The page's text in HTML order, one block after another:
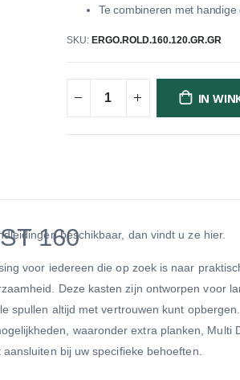
Te combineren met
SKU ERGO.ROLD.160.120.GR.GR
IN
160
voor iedereen die op zoek is naar
Deze kasten zijn ontworpen voor
spullen altijd met vertrouwen kunt
waaronder extra planken, Multi
bij uw specifieke behoeften.
beschikbaar, dan vindt u ze hier.